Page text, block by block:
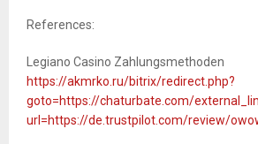
References:
Legiano Casino Zahlungsmethoden
https://akmrko.ru/bitrix/redirect.php?
goto=https://chaturbate.com/
url=https://de.trustpilot.com/review/